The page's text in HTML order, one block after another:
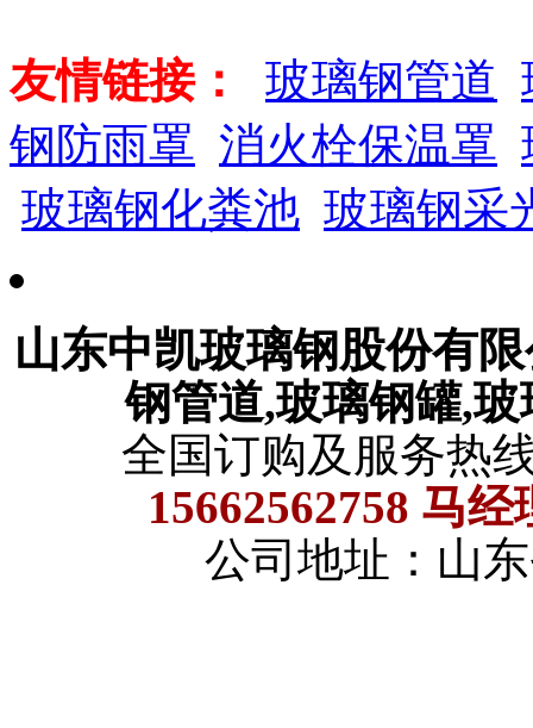
友情链接： 玻璃钢管道
钢防雨罩 消火栓保温罩
玻璃钢化粪池 玻璃钢采
山东中凯玻璃钢股份有
钢管道,玻璃钢罐,
全国订购及服务热
15662562758 马
公司地址：山